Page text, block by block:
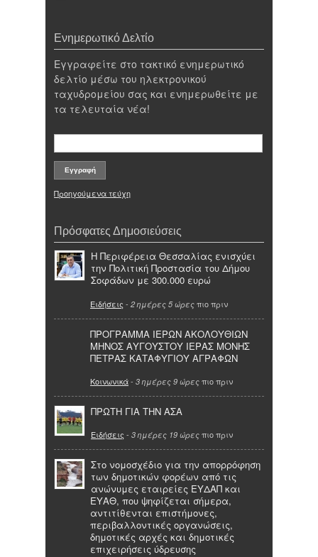
Ενημερωτικό Δελτίο
Εγγραφείτε στο τακτικό ενημερωτικό
δελτίο μέσω του ηλεκτρονικού
ταχυδρομείου σας και ενημερωθείτε με
τα τελευταία νέα!
Προηγούμενα τεύχη
Πρόσφατες Δημοσιεύσεις
Η Περιφέρεια Θεσσαλίας ενισχύει
την Πολιτική Προστασία του Δήμου
Σοφάδων με 300.000 ευρώ
Ειδήσεις - 2 ημέρες 5 ώρες πιο πριν
ΠΡΟΓΡΑΜΜΑ ΙΕΡΩΝ ΑΚΟΛΟΥΘΙΩΝ
ΜΗΝΟΣ ΑΥΓΟΥΣΤΟΥ ΙΕΡΑΣ ΜΟΝΗΣ
ΠΕΤΡΑΣ ΚΑΤΑΦΥΓΙΟΥ ΑΓΡΑΦΩΝ
Κοινωνικά- 3 ημέρες 9 ώρες πιο πριν
ΠΡΩΤΗ ΓΙΑ ΤΗΝ ΑΣΑ
Ειδήσεις - 3 ημέρες 19 ώρες πιο πριν
Στο νομοσχέδιο για την απορρόφηση
των δημοτικών φορέων από τις
ανώνυμες εταιρείες ΕΥΔΑΠ και
ΕΥΑΘ, που ψηφίζεται σήμερα,
αντιτίθενται επιστήμονες,
περιβαλλοντικές οργανώσεις,
δημοτικές αρχές και δημοτικές
επιχειρήσεις ύδρευσης